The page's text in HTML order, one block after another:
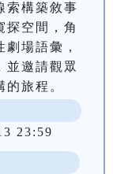
索構築敘事
探空間，角
場語彙，
並邀請觀眾
23:59